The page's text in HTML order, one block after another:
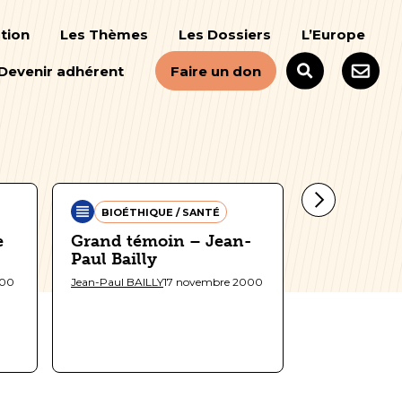
Les Thèmes Les Dossiers L’Europe
adhérent Faire un don
BIOÉTHIQUE / SANTÉ
Grand témoin – Jean-
Paul Bailly
Jean-Paul BAILLY17 novembre 2000